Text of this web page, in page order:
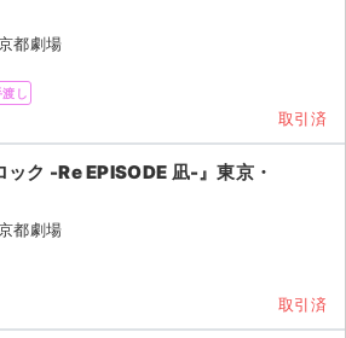
都劇場
渡し
取引済
ック -Re EPISODE 凪-』東京・
都劇場
取引済